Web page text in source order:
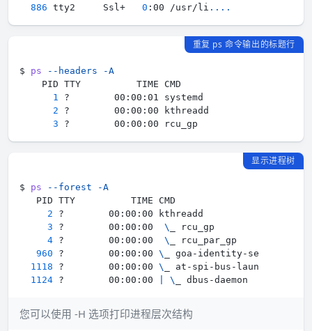
886 tty2     Ssl+ 0 :00 /usr/li .. ..
重复 ps 命令输出的标题行
$ ps --headers
-A
1
2
3
显示进程树
$ ps --forest
-A
2
3 ?        00:00:00 \
4 ?        00:00:00 \
960 ?        00:00:00 \
1118 ?        00:00:00 \
1124 ?        00:00:00 \
您可以使用 -H 选项打印进程层次结构